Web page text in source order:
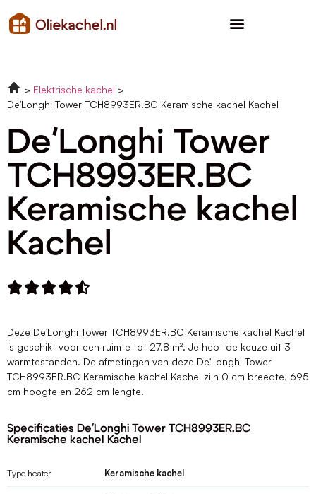
Elektrische kachel
De’Longhi Tower TCH8993ER.BC Keramische kachel Kachel
De'Longhi Tower
TCH8993ER.BC
Keramische kachel
Kachel

Deze De'Longhi Tower TCH8993ER.BC Keramische kachel Kachel
is geschikt voor een ruimte tot 27.8 m². Je hebt de keuze uit 3
warmtestanden. De afmetingen van deze De'Longhi Tower
TCH8993ER.BC Keramische kachel Kachel zijn 0 cm breedte, 695
cm hoogte en 262 cm lengte.
Specificaties De'Longhi Tower TCH8993ER.BC
Keramische kachel Kachel
Type heater Keramische kachel